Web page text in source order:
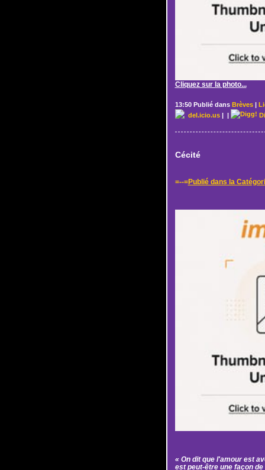
Cliquez sur la photo...
13:50 Publié dans Brèves|
del.icio.us| |
Cécité
=--=Publié dans la
« On dit que l'amour est
est peut-être une façon de